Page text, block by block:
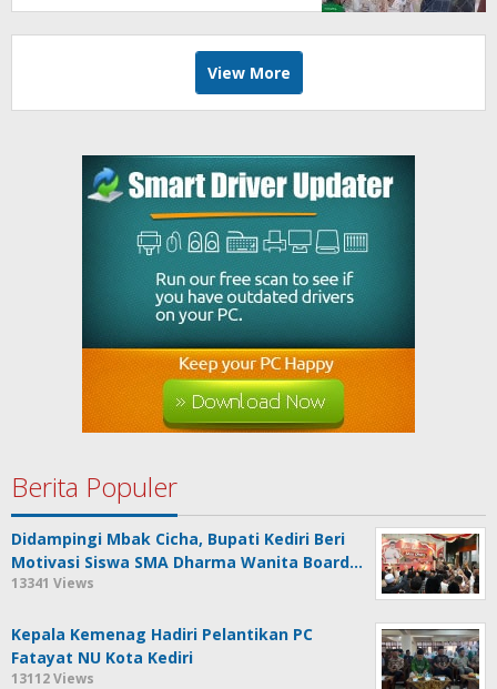
View More
Berita Populer
Didampingi Mbak Cicha, Bupati Kediri Beri
Motivasi Siswa SMA Dharma Wanita Board…
13341 Views
Kepala Kemenag Hadiri Pelantikan PC
Fatayat NU Kota Kediri
13112 Views